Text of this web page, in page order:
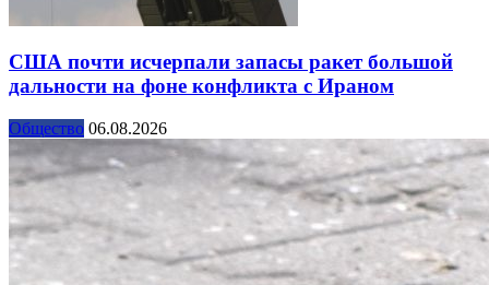
США почти исчерпали запасы ракет большой
дальности на фоне конфликта с Ираном
Общество 06.08.2026